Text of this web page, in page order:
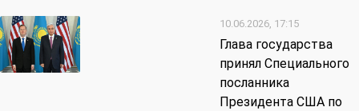
10.06.2026, 17:15
Глава государства
принял Специального
посланника
Президента США по